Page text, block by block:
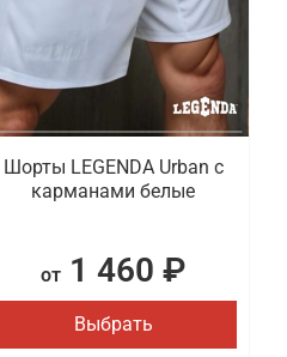
Шорты LEGENDA Urban c
карманами белые
от 1 460 ₽
Выбрать